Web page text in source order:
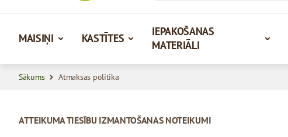
MAISIŅI KASTĪTES
IEPAKOŠANAS
MATERIĀLI
Sākums Atmaksas politika
ATTEIKUMA TIESĪBU IZMANTOŠANAS NOTEIKUMI